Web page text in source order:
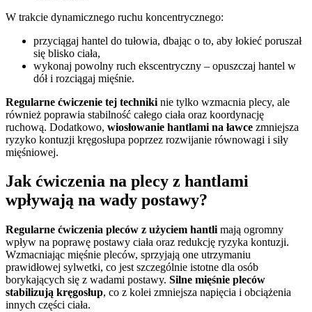
W trakcie dynamicznego ruchu koncentrycznego:
przyciągaj hantel do tułowia, dbając o to, aby łokieć poruszał
się blisko ciała,
wykonaj powolny ruch ekscentryczny – opuszczaj hantel w
dół i rozciągaj mięśnie.
Regularne ćwiczenie tej techniki nie tylko wzmacnia plecy, ale
również poprawia stabilność całego ciała oraz koordynację
ruchową. Dodatkowo, wiosłowanie hantlami na ławce zmniejsza
ryzyko kontuzji kręgosłupa poprzez rozwijanie równowagi i siły
mięśniowej.
Jak ćwiczenia na plecy z hantlami
wpływają na wady postawy?
Regularne ćwiczenia pleców z użyciem hantli mają ogromny
wpływ na poprawę postawy ciała oraz redukcję ryzyka kontuzji.
Wzmacniając mięśnie pleców, sprzyjają one utrzymaniu
prawidłowej sylwetki, co jest szczególnie istotne dla osób
borykających się z wadami postawy. Silne mięśnie pleców
stabilizują kręgosłup, co z kolei zmniejsza napięcia i obciążenia
innych części ciała.